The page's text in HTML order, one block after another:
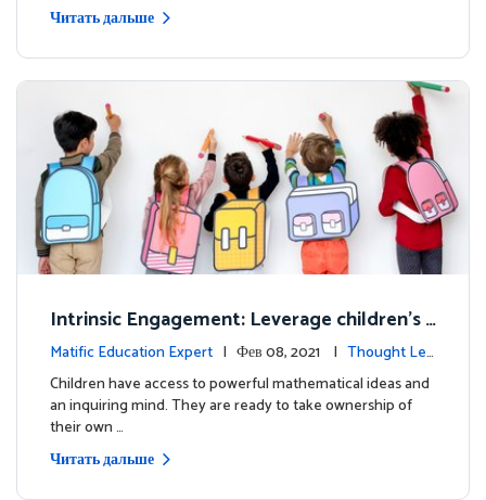
Читать дальше
Intrinsic Engagement: Leverage children's
mathematical potential and inquiring mind
Matific Education Expert | Фев 08, 2021 | Thought Lea
dership
Children have access to powerful mathematical ideas and
an inquiring mind. They are ready to take ownership of
their own …
Читать дальше